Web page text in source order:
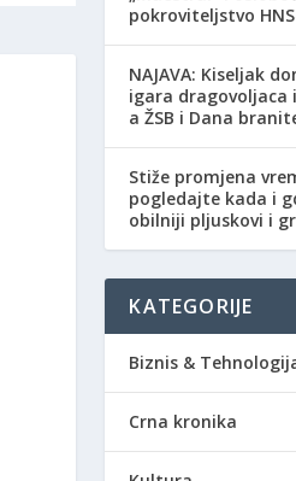
pokroviteljstvo
NAJAVA: Kiseljak
igara dragovoljaca
a ŽSB i Dana
Stiže promjena
pogledajte kada i
obilniji pljuskovi i
KATEGORIJE
Biznis &
Crna kronika